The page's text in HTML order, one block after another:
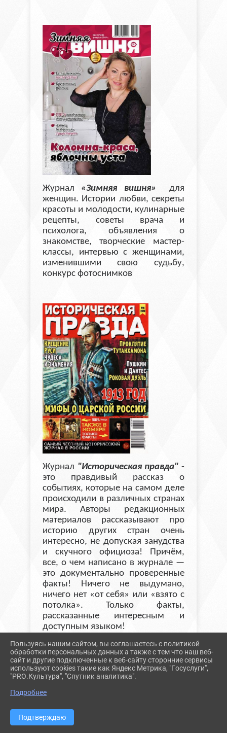
Журнал «Зимняя вишня» для
женщин. Истории любви, секреты
красоты и молодости, кулинарные
рецепты, советы врача и
психолога, объявления о
знакомстве, творческие мастер-
классы, интервью с женщинами,
изменившими свою судьбу,
конкурс фотоснимков
Журнал "Историческая правда" -
это правдивый рассказ о
событиях, которые на самом деле
происходили в различных странах
мира. Авторы редакционных
материалов рассказывают про
историю других стран очень
интересно, не допуская занудства
и скучного официоза! Причём,
все, о чем написано в журнале —
это документально проверенные
факты! Ничего не выдумано,
ничего нет «от себя» или «взято с
потолка». Только факты,
рассказанные интересным и
доступным языком!
Пользуясь нашим сайтом, вы соглашаетесь с политикой
обработки персональных данных а также с тем что наш веб-
сайт и другие подключенные к веб-сайту сторонние сервисы
используют cookies такие как Яндекс Метрика, "Госуслуги",
"PRO.Культура", "Спутник аналитика".
Подробнее
Подтверждаю